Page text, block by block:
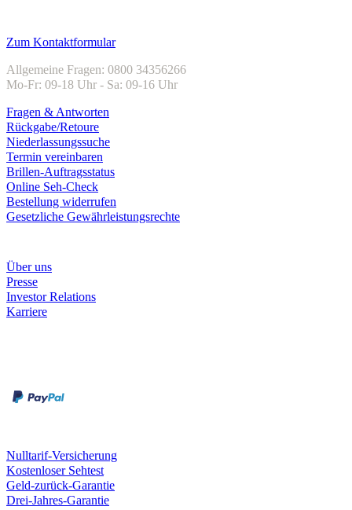
Zum Kontaktformular
Allgemeine Fragen: 0800 34356266
Mo-Fr: 09-18 Uhr - Sa: 09-16 Uhr
Fragen & Antworten
Rückgabe/Retoure
Niederlassungssuche
Termin vereinbaren
Brillen-Auftragsstatus
Online Seh-Check
Bestellung widerrufen
Gesetzliche Gewährleistungsrechte
Über uns
Presse
Investor Relations
Karriere
Nulltarif-Versicherung
Kostenloser Sehtest
Geld-zurück-Garantie
Drei-Jahres-Garantie